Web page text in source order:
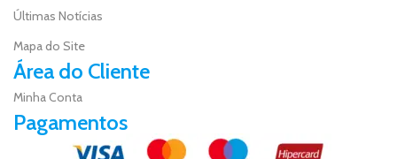
Últimas Notícias
Mapa do Site
Área do Cliente
Minha Conta
Pagamentos